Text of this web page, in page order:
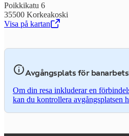
Poikkikatu 6
35500 Korkeakoski
Visa på kartan
,Öppnas i en ny flik
Avgångsplats för
Om din resa inkluderar en
kan du kontrollera avgångsplatsen
,Öppnas i en ny flik